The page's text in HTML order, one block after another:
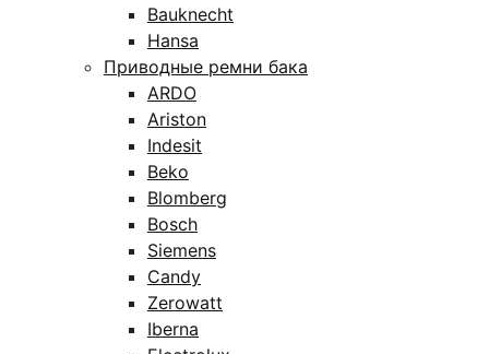
Bauknecht
Hansa
Приводные ремни бака
ARDO
Ariston
Indesit
Beko
Blomberg
Bosch
Siemens
Candy
Zerowatt
Iberna